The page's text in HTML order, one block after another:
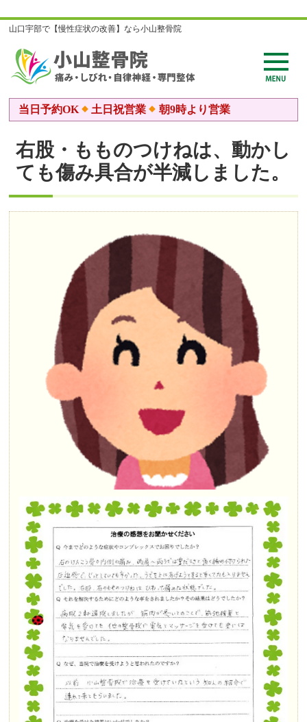
山口宇部で【慢性症状の改善】なら小山整骨院
当日予約OK 土日祝営業 朝9時より営業
右股・もものつけねは、動かし
ても傷み具合が半減しました。